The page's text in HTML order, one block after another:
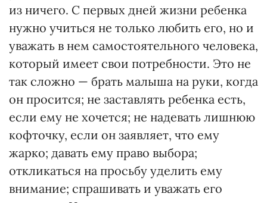
из ничего. С первых дней жизни ребенка
нужно учиться не только любить его, но и
уважать в нем самостоятельного человека,
который имеет свои потребности. Это не
так сложно — брать малыша на руки, когда
он просится; не заставлять ребенка есть,
если ему не хочется; не надевать лишнюю
кофточку, если он заявляет, что ему
жарко; давать ему право выбора;
откликаться на просьбу уделить ему
внимание; спрашивать и уважать его